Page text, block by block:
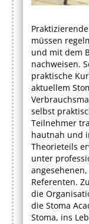
müssen
und mit dem
nachweisen.
praktische
aktuellem
selbst
Teilnehmer
hautnah und
Theorieteils
unter
Referenten.
die
die Stoma
Stoma, ins